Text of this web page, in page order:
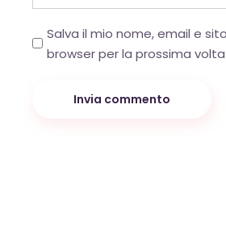
Salva il mio nome, email e
browser per la prossima
Invia commento